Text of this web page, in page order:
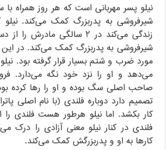
نیلو پسر مهربانی است که هر روز همراه
شیرفروشی به پدربزرگ کمک می‌کند. نیلو
زندگی می‌کند در ۲ سالگی
شیرفروشی به پدربزرگ کمک می‌کند. در این
مورد ضرب و شتم بسیار قرار گرفته بود.
می‌دهد و او را نزد خود نگه می‌دارد.
صاحب اصلی سگ بوده و او را رها کرده
تصمیم دارد دوباره فلندی (با نام اصلی
کار بکشد. اما نیلو هرطور هست فلندی
فلندی در کنار نیلو معنی آزادی را
کارها به او و پدربزرگش کمک می‌کند.